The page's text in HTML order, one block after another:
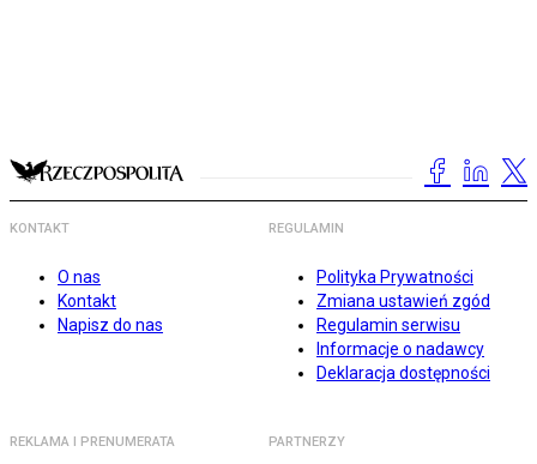
KONTAKT
O nas
Kontakt
Napisz do nas
REGULAMIN
Polityka Prywatności
Zmiana ustawień zgód
Regulamin serwisu
Informacje o nadawcy
Deklaracja dostępności
REKLAMA I PRENUMERATA PARTNERZY